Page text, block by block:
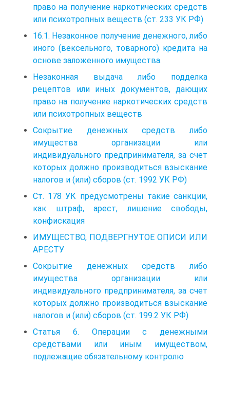
право на получение наркотических средств
или психотропных веществ (ст. 233 УК РФ)
16.1. Незаконное получение денежного, либо
иного (вексельного, товарного) кредита на
основе заложенного имущества.
Незаконная выдача либо подделка
рецептов или иных документов, дающих
право на получение наркотических средств
или психотропных веществ
Сокрытие денежных средств либо
имущества организации или
индивидуального предпринимателя, за счет
которых должно производиться взыскание
налогов и (или) сборов (ст. 1992 УК РФ)
Ст. 178 УК предусмотрены такие санкции,
как штраф, арест, лишение свободы,
конфискация
ИМУЩЕСТВО, ПОДВЕРГНУТОЕ ОПИСИ ИЛИ
АРЕСТУ
Сокрытие денежных средств либо
имущества организации или
индивидуального предпринимателя, за счет
которых должно производиться взыскание
налогов и (или) сборов (ст. 199.2 УК РФ)
Статья 6. Операции с денежными
средствами или иным имуществом,
подлежащие обязательному контролю